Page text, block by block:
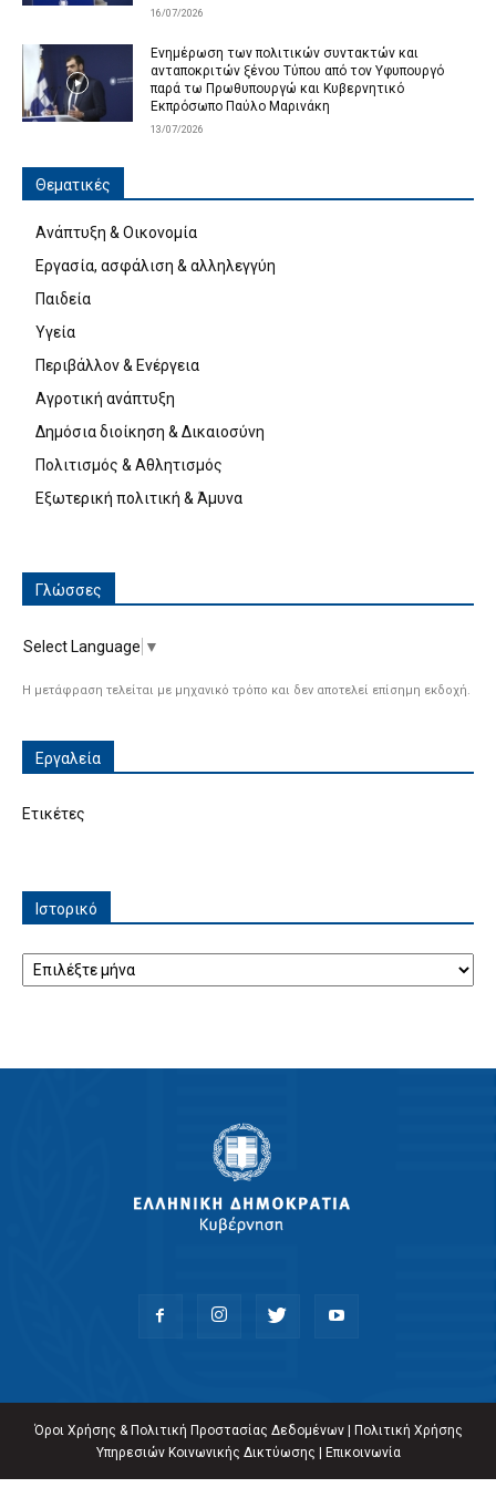
16/07/2026
Ενημέρωση των πολιτικών συντακτών και
ανταποκριτών ξένου Τύπου από τον Υφυπουργό
παρά τω Πρωθυπουργώ και Κυβερνητικό
Εκπρόσωπο Παύλο Μαρινάκη
13/07/2026
Θεματικές
Ανάπτυξη & Οικονομία
Εργασία, ασφάλιση & αλληλεγγύη
Παιδεία
Υγεία
Περιβάλλον & Ενέργεια
Αγροτική ανάπτυξη
Δημόσια διοίκηση & Δικαιοσύνη
Πολιτισμός & Αθλητισμός
Εξωτερική πολιτική & Άμυνα
Γλώσσες
Select Language ▼
Η μετάφραση τελείται με μηχανικό τρόπο και δεν αποτελεί επίσημη εκδοχή.
Εργαλεία
Ετικέτες
Ιστορικό
Όροι Χρήσης & Πολιτική Προστασίας Δεδομένων|
Πολιτική Χρήσης
Υπηρεσιών Κοινωνικής Δικτύωσης
Επικοινωνία